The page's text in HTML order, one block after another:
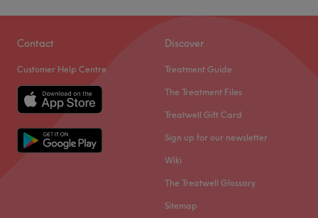
What our customers say about Thy
Friendly Professional
Contact
Customer Help Centre
Discover
Treatment Guide
The Treatment Files
Treatwell Gift Card
Sign up for our newsletter
Wiki
The Treatwell Glossary
Sitemap